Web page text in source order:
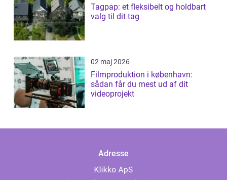
Tagpap: et fleksibelt og holdbart
valg til dit tag
02 maj 2026
Filmproduktion i københavn:
sådan får du mest ud af dit
videoprojekt
Adresse